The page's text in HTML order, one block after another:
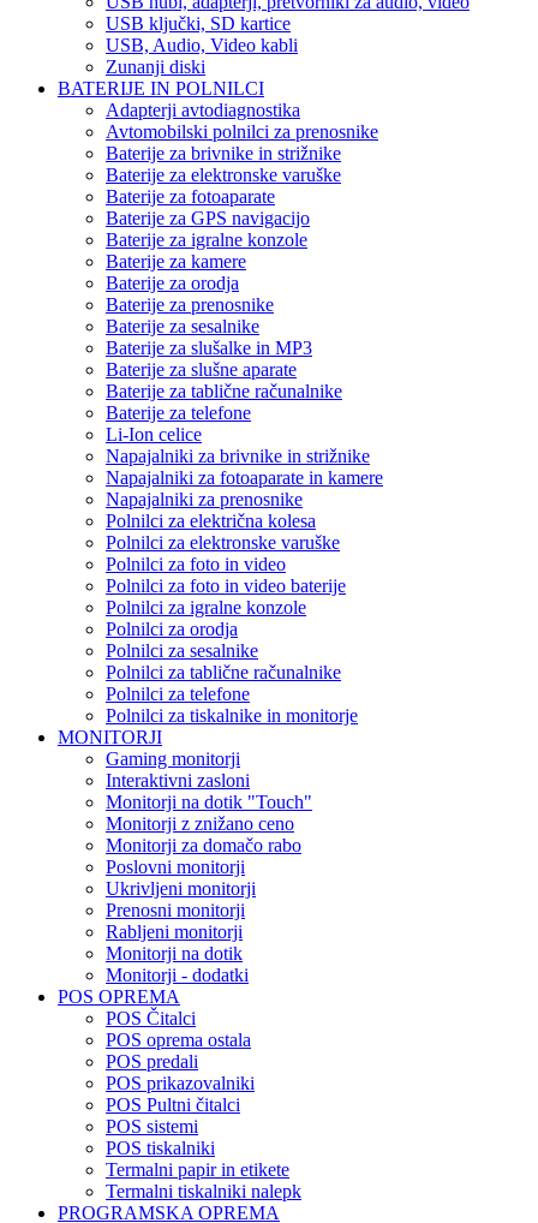
USB ključki, SD kartice
USB, Audio, Video kabli
Zunanji diski
BATERIJE IN POLNILCI
Adapterji avtodiagnostika
Avtomobilski polnilci za prenosnike
Baterije za brivnike in strižnike
Baterije za elektronske varuške
Baterije za fotoaparate
Baterije za GPS navigacijo
Baterije za igralne konzole
Baterije za kamere
Baterije za orodja
Baterije za prenosnike
Baterije za sesalnike
Baterije za slušalke in MP3
Baterije za slušne aparate
Baterije za tablične računalnike
Baterije za telefone
Li-Ion celice
Napajalniki za brivnike in strižnike
Napajalniki za fotoaparate in kamere
Napajalniki za prenosnike
Polnilci za električna kolesa
Polnilci za elektronske varuške
Polnilci za foto in video
Polnilci za foto in video baterije
Polnilci za igralne konzole
Polnilci za orodja
Polnilci za sesalnike
Polnilci za tablične računalnike
Polnilci za telefone
Polnilci za tiskalnike in monitorje
MONITORJI
Gaming monitorji
Interaktivni zasloni
Monitorji na dotik "Touch"
Monitorji z znižano ceno
Monitorji za domačo rabo
Poslovni monitorji
Ukrivljeni monitorji
Prenosni monitorji
Rabljeni monitorji
Monitorji na dotik
Monitorji - dodatki
POS OPREMA
POS Čitalci
POS oprema ostala
POS predali
POS prikazovalniki
POS Pultni čitalci
POS sistemi
POS tiskalniki
Termalni papir in etikete
Termalni tiskalniki nalepk
PROGRAMSKA OPREMA